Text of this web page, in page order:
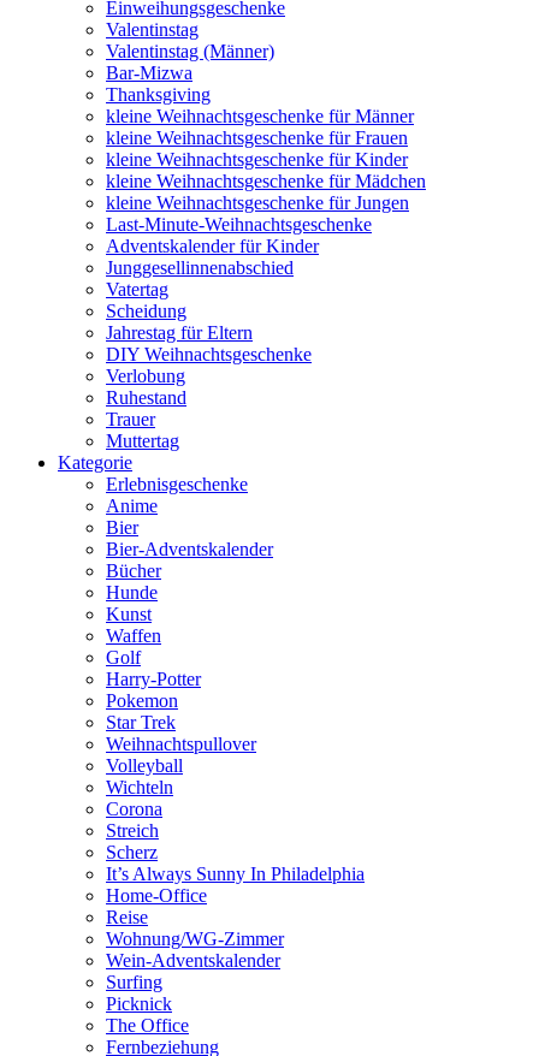
Einweihungsgeschenke
Valentinstag
Valentinstag (Männer)
Bar-Mizwa
Thanksgiving
kleine Weihnachtsgeschenke für Männer
kleine Weihnachtsgeschenke für Frauen
kleine Weihnachtsgeschenke für Kinder
kleine Weihnachtsgeschenke für Mädchen
kleine Weihnachtsgeschenke für Jungen
Last-Minute-Weihnachtsgeschenke
Adventskalender für Kinder
Junggesellinnenabschied
Vatertag
Scheidung
Jahrestag für Eltern
DIY Weihnachtsgeschenke
Verlobung
Ruhestand
Trauer
Muttertag
Kategorie
Erlebnisgeschenke
Anime
Bier
Bier-Adventskalender
Bücher
Hunde
Kunst
Waffen
Golf
Harry-Potter
Pokemon
Star Trek
Weihnachtspullover
Volleyball
Wichteln
Corona
Streich
Scherz
It’s Always Sunny In Philadelphia
Home-Office
Reise
Wohnung/WG-Zimmer
Wein-Adventskalender
Surfing
Picknick
The Office
Fernbeziehung